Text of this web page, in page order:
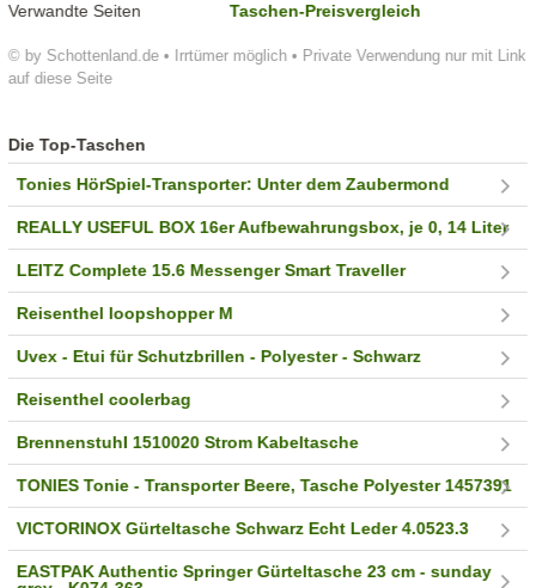
© by Schottenland.de • Irrtümer möglich • Private Verwendung nur mit Link
auf diese Seite
Verwandte Seiten Taschen-Preisvergleich
Die Top-Taschen
Tonies HörSpiel-Transporter: Unter dem Zaubermond
REALLY USEFUL BOX 16er Aufbewahrungsbox, je 0, 14 Liter
LEITZ Complete 15.6 Messenger Smart Traveller
Reisenthel loopshopper M
Uvex - Etui für Schutzbrillen - Polyester - Schwarz
Reisenthel coolerbag
Brennenstuhl 1510020 Strom Kabeltasche
TONIES Tonie - Transporter Beere, Tasche Polyester 1457391
VICTORINOX Gürteltasche Schwarz Echt Leder 4.0523.3
EASTPAK Authentic Springer Gürteltasche 23 cm - sunday